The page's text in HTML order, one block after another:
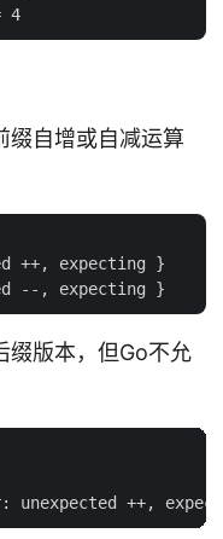
缀自增或自减运算
++, expecting }
缀版本，但Go不允